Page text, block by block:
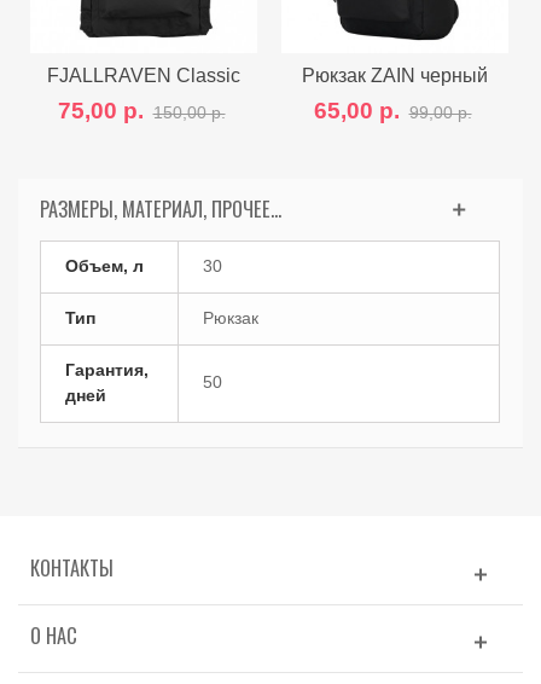
FJALLRAVEN Classic
75,00 р. 150,00 р.
Рюкзак ZAIN черный
65,00 р. 99,00 р.
РАЗМЕРЫ, МАТЕРИАЛ, ПРОЧЕЕ...
Объем, л 30
Тип Рюкзак
Гарантия,
дней
50
КОНТАКТЫ
О НАС